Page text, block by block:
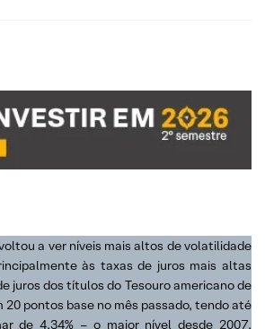
a ver níveis mais altos de volatilidade
às taxas de juros mais altas
juros dos títulos do Tesouro americano de
20 pontos base no mês passado, tendo até
de 4,34% – o maior nível desde 2007.